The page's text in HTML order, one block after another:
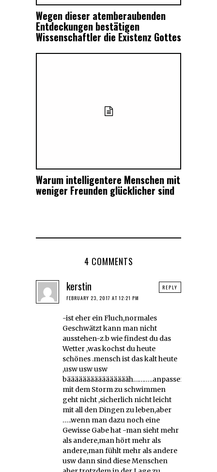
Wegen dieser atemberaubenden
Entdeckungen bestätigen
Wissenschaftler die Existenz Gottes
Warum intelligentere Menschen mit
weniger Freunden glücklicher sind
4 COMMENTS
kerstin
FEBRUARY 23, 2017 AT 12:21 PM
-ist eher ein Fluch,normales
Geschwätzt kann man nicht
ausstehen-z.b wie findest du das
Wetter ,was kochst du heute
schönes .mensch ist das kalt heute
,usw usw usw
bääääääääääääääääh………..anpassen
mit dem Storm zu schwimmen
geht nicht ,sicherlich nicht leicht
mit all den Dingen zu leben,aber
…..wenn man dazu noch eine
Gewisse Gabe hat -man sieht mehr
als andere,man hört mehr als
andere,man fühlt mehr als andere
usw dann sind diese Menschen
REPLY